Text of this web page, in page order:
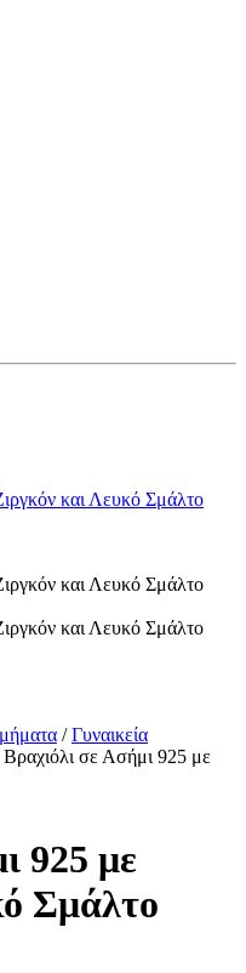
/Γυναικεία
Βραχιόλι σε Ασήμι 925 με
925 με
Σμάλτο